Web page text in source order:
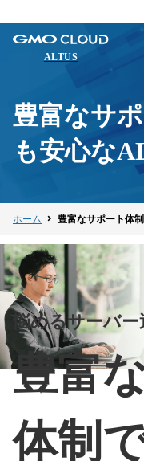
ALTUS
豊富なサ
も安心な
ホーム 豊富なサポート体
悩めるサーバー
豊富
体制